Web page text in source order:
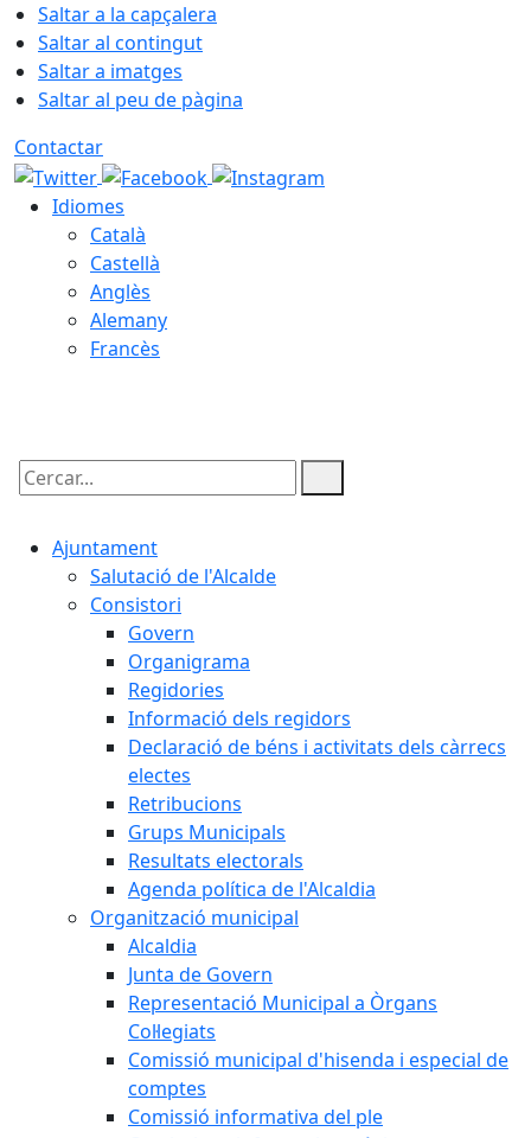
Saltar a la capçalera
Saltar al contingut
Saltar a imatges
Saltar al peu de pàgina
Contactar
Idiomes
Català
Castellà
Anglès
Alemany
Francès
Cercar:
Ajuntament
Salutació de l'Alcalde
Consistori
Govern
Organigrama
Regidories
Informació dels regidors
Declaració de béns i activitats dels càrrecs
electes
Retribucions
Grups Municipals
Resultats electorals
Agenda política de l'Alcaldia
Organització municipal
Alcaldia
Junta de Govern
Representació Municipal a Òrgans
Col·legiats
Comissió municipal d'hisenda i especial de
comptes
Comissió informativa del ple